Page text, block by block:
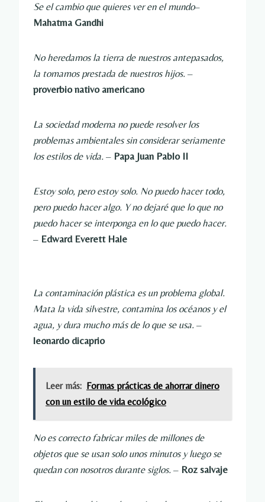
Se el cambio que quieres ver en el mundo–
Mahatma Gandhi
No heredamos la tierra de nuestros antepasados,
la tomamos prestada de nuestros hijos. –
proverbio nativo americano
La sociedad moderna no puede resolver los
problemas ambientales sin considerar seriamente
los estilos de vida. – Papa Juan Pablo II
Estoy solo, pero estoy solo. No puedo hacer todo,
pero puedo hacer algo. Y no dejaré que lo que no
puedo hacer se interponga en lo que puedo hacer.
– Edward Everett Hale
La contaminación plástica es un problema global.
Mata la vida silvestre, contamina los océanos y el
agua, y dura mucho más de lo que se usa. –
leonardo dicaprio
Leer más: Formas prácticas de ahorrar dinero
con un estilo de vida ecológico
No es correcto fabricar miles de millones de
objetos que se usan solo unos minutos y luego se
quedan con nosotros durante siglos. – Roz salvaje